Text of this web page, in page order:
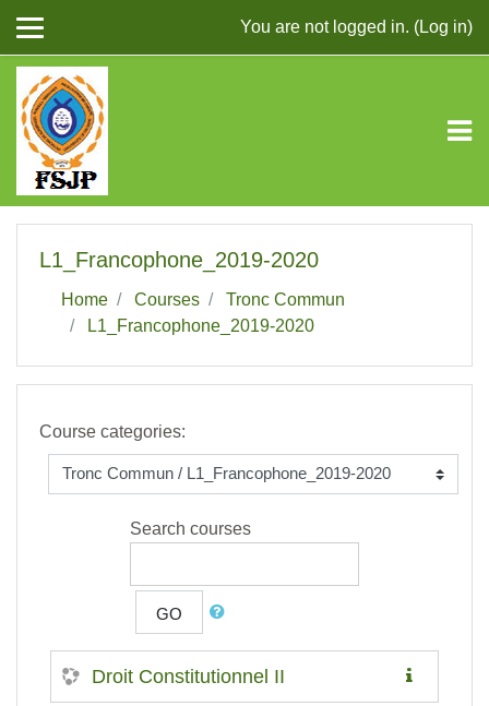
You are not logged in. (Log in)
L1_Francophone_2019-2020
Home Courses
Tronc Commun
L1_Francophone_2019-2020
Course categories:
Search courses
GO
Droit Constitutionnel II